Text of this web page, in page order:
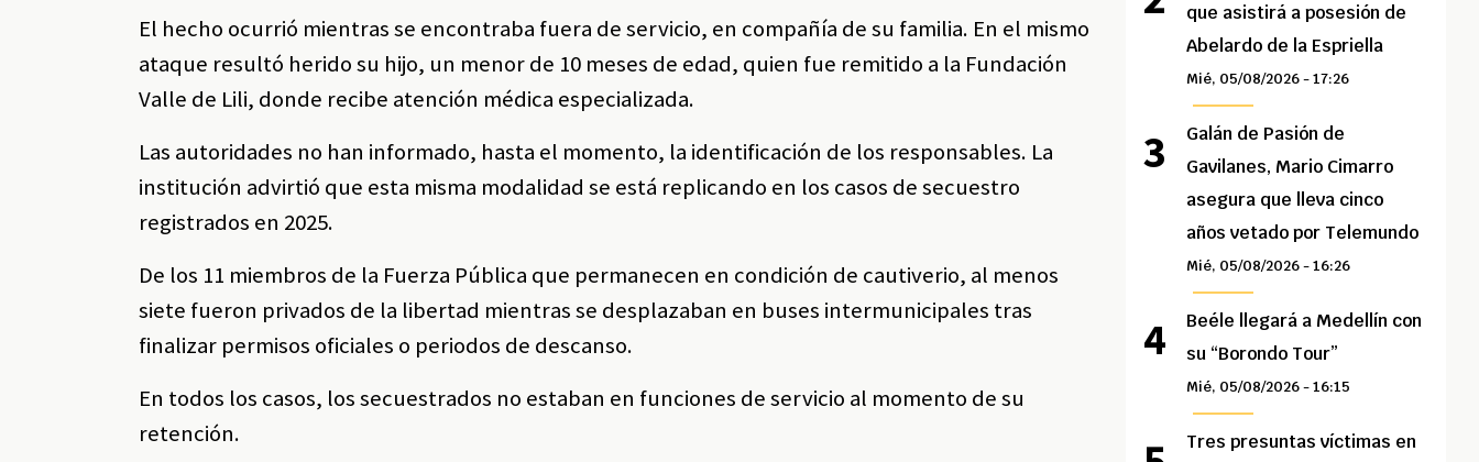
El hecho ocurrió mientras se encontraba fuera de servicio, en compañía de su familia. En el mismo
ataque resultó herido su hijo, un menor de 10 meses de edad, quien fue remitido a la Fundación
Valle de Lili, donde recibe atención médica especializada.
Las autoridades no han informado, hasta el momento, la identificación de los responsables. La
institución advirtió que esta misma modalidad se está replicando en los casos de secuestro
registrados en 2025.
De los 11 miembros de la Fuerza Pública que permanecen en condición de cautiverio, al menos
siete fueron privados de la libertad mientras se desplazaban en buses intermunicipales tras
finalizar permisos oficiales o periodos de descanso.
En todos los casos, los secuestrados no estaban en funciones de servicio al momento de su
retención.
que asistirá a posesión de
Abelardo de la Espriella
Mié, 05/08/2026 - 17:26
Galán de Pasión de
Gavilanes, Mario Cimarro
asegura que lleva cinco
años vetado por Telemundo
Mié, 05/08/2026 - 16:26
Beéle llegará a Medellín con
su “Borondo Tour”
Mié, 05/08/2026 - 16:15
Tres presuntas víctimas en